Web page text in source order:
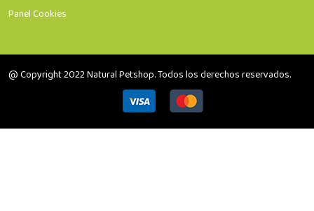
Panel Cookies
@ Copyright 2022 Natural Petshop. Todos los derechos reservados.